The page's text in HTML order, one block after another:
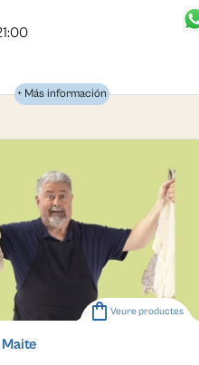
+ Más información
shopping_bagVeure productes